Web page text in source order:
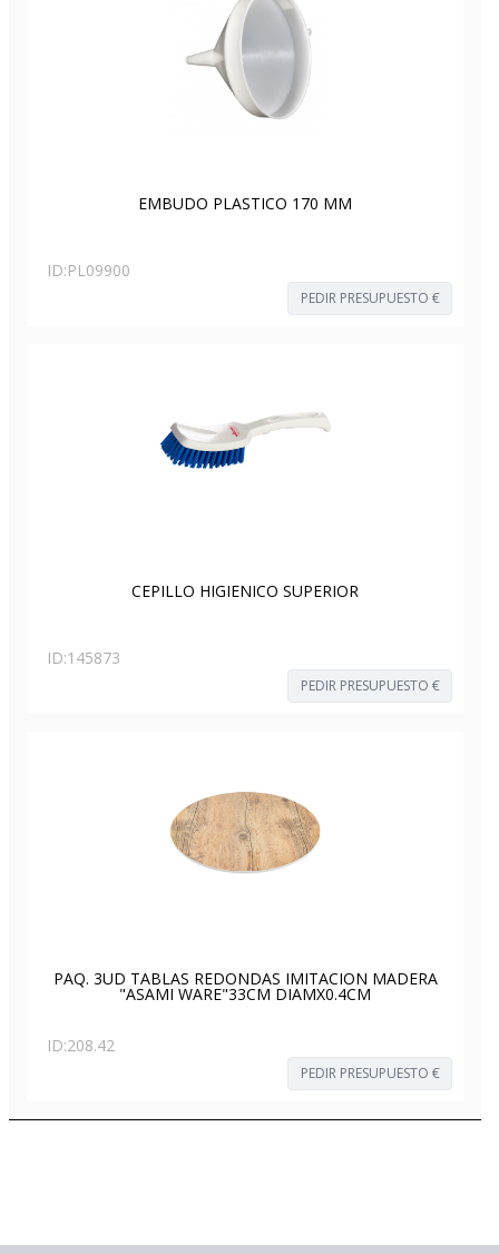
EMBUDO PLASTICO 170 MM
ID:PL09900
PEDIR PRESUPUESTO €
CEPILLO HIGIENICO SUPERIOR
ID:145873
PEDIR PRESUPUESTO €
PAQ. 3UD TABLAS REDONDAS IMITACION MADERA
"ASAMI WARE"33CM DIAMX0.4CM
ID:208.42
PEDIR PRESUPUESTO €